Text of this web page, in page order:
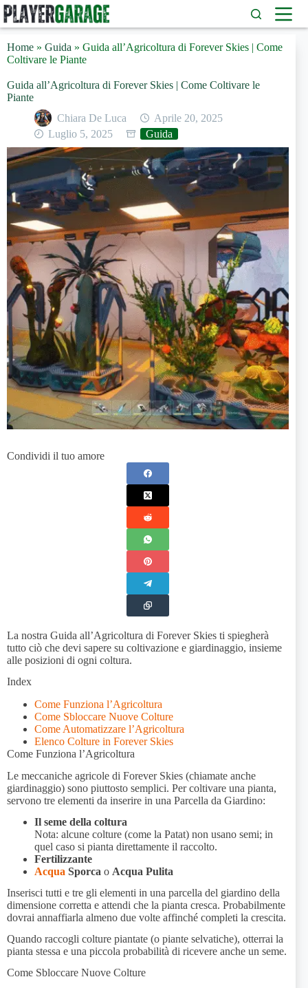
Salta
al
contenuto
Home » Guida » Guida all’Agricoltura di Forever Skies | Come
Coltivare le Piante
Guida all’Agricoltura di Forever Skies | Come Coltivare le
Piante
Chiara De Luca
Aprile 20, 2025
Luglio 5, 2025
Guida
Condividi il tuo amore
La nostra Guida all’Agricoltura di Forever Skies ti spiegherà
tutto ciò che devi sapere su coltivazione e giardinaggio, insieme
alle posizioni di ogni coltura.
Index
Come Funziona l’Agricoltura
Come Sbloccare Nuove Colture
Come Automatizzare l’Agricoltura
Elenco Colture in Forever Skies
Come Funziona l’Agricoltura
Le meccaniche agricole di Forever Skies (chiamate anche
giardinaggio) sono piuttosto semplici. Per coltivare una pianta,
servono tre elementi da inserire in una Parcella da Giardino:
Il seme della coltura
Nota: alcune colture (come la Patat) non usano semi; in
quel caso si pianta direttamente il raccolto.
Fertilizzante
Acqua Sporca o Acqua Pulita
Inserisci tutti e tre gli elementi in una parcella del giardino della
dimensione corretta e attendi che la pianta cresca. Probabilmente
dovrai annaffiarla almeno due volte affinché completi la crescita.
Quando raccogli colture piantate (o piante selvatiche), otterrai la
pianta stessa e una piccola probabilità di ricevere anche un seme.
Come Sbloccare Nuove Colture